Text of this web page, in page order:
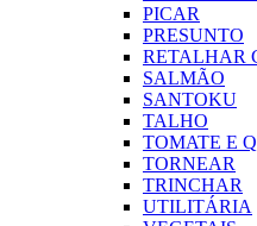
PICAR
PRESUNTO
RETALHAR
SALMÃO
SANTOKU
TALHO
TOMATE E
TORNEAR
TRINCHAR
UTILITÁRIA